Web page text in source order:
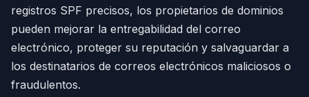
registros SPF precisos, los propietarios de dominios
pueden mejorar la entregabilidad del correo
electrónico, proteger su reputación y salvaguardar a
los destinatarios de correos electrónicos maliciosos o
fraudulentos.